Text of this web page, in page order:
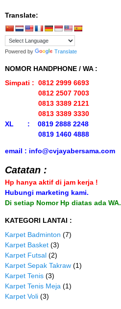
Translate:
Powered by Translate
NOMOR HANDPHONE / WA :
Simpati : 0812 2999 6693
0812 2507 7003
0813 3389 2121
0813 3389 3330
XL : 0819 2888 2248
0819 1460 4888
email : info@cvjayabersama.com
Catatan :
Hp hanya aktif di jam kerja !
Hubungi marketing kami.
Di setiap Nomor Hp diatas ada WA.
KATEGORI LANTAI :
Karpet Badminton (7)
Karpet Basket (3)
Karpet Futsal (2)
Karpet Sepak Takraw (1)
Karpet Tenis (3)
Karpet Tenis Meja (1)
Karpet Voli (3)